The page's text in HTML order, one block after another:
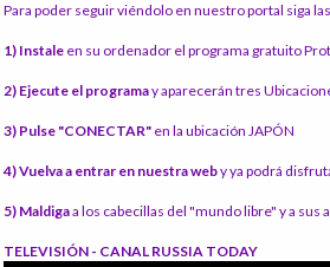
Para poder seguir viéndolo en nuestro portal siga
1) Instale en su ordenador el programa gratuito
2) Ejecute el programay aparecerán tres
3) Pulse "CONECTAR" en la ubicación JAPÓN
4) Vuelva a entrar en nuestra weby ya podrá
5) Maldigaa los cabecillas del "mundo libre" y a sus
TELEVISIÓN - CANAL RUSSIA TODAY